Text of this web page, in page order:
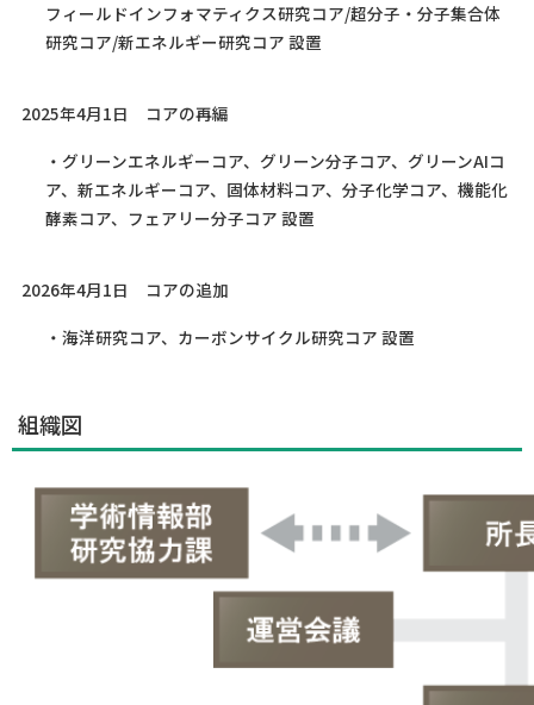
フィールドインフォマティクス研究コア/超分子・分子集合体
研究コア/新エネルギー研究コア 設置
2025年4月1日 コアの再編
・グリーンエネルギーコア、グリーン分子コア、グリーンAIコ
ア、新エネルギーコア、固体材料コア、分子化学コア、機能化
酵素コア、フェアリー分子コア 設置
2026年4月1日 コアの追加
・海洋研究コア、カーボンサイクル研究コア 設置
組織図